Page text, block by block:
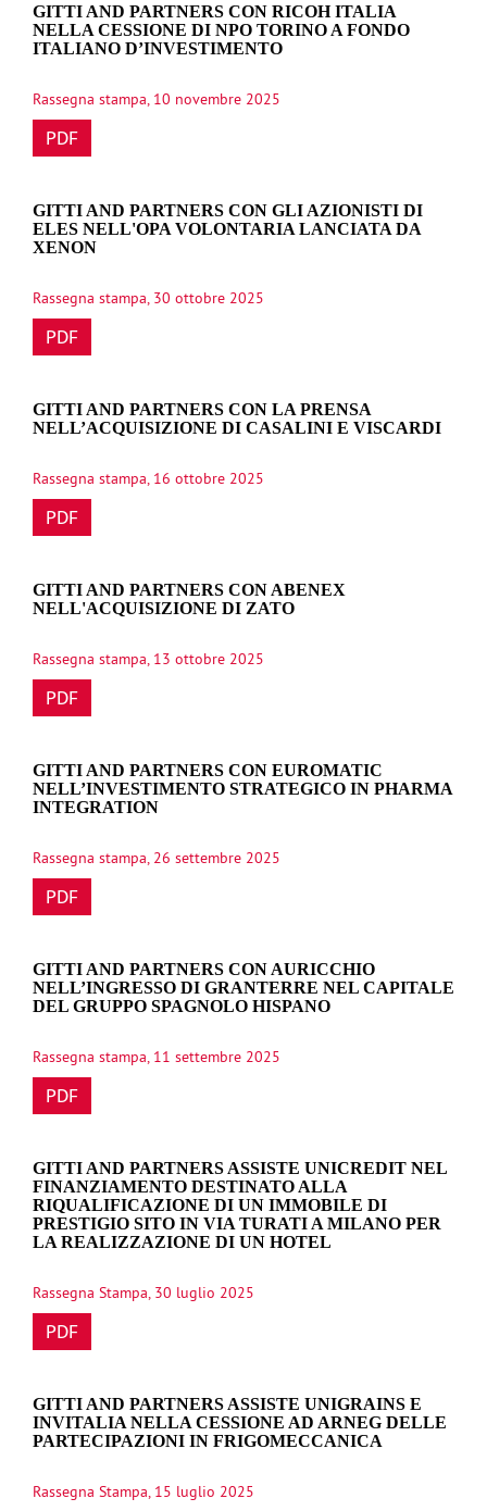
GITTI AND PARTNERS CON RICOH ITALIA
NELLA CESSIONE DI NPO TORINO A FONDO
ITALIANO D’INVESTIMENTO
Rassegna stampa, 10 novembre 2025
PDF
GITTI AND PARTNERS CON GLI AZIONISTI DI
ELES NELL'OPA VOLONTARIA LANCIATA DA
XENON
Rassegna stampa, 30 ottobre 2025
PDF
GITTI AND PARTNERS CON LA PRENSA
NELL’ACQUISIZIONE DI CASALINI E VISCARDI
Rassegna stampa, 16 ottobre 2025
PDF
GITTI AND PARTNERS CON ABENEX
NELL'ACQUISIZIONE DI ZATO
Rassegna stampa, 13 ottobre 2025
PDF
GITTI AND PARTNERS CON EUROMATIC
NELL’INVESTIMENTO STRATEGICO IN PHARMA
INTEGRATION
Rassegna stampa, 26 settembre 2025
PDF
GITTI AND PARTNERS CON AURICCHIO
NELL’INGRESSO DI GRANTERRE NEL CAPITALE
DEL GRUPPO SPAGNOLO HISPANO
Rassegna stampa, 11 settembre 2025
PDF
GITTI AND PARTNERS ASSISTE UNICREDIT NEL
FINANZIAMENTO DESTINATO ALLA
RIQUALIFICAZIONE DI UN IMMOBILE DI
PRESTIGIO SITO IN VIA TURATI A MILANO PER
LA REALIZZAZIONE DI UN HOTEL
Rassegna Stampa, 30 luglio 2025
PDF
GITTI AND PARTNERS ASSISTE UNIGRAINS E
INVITALIA NELLA CESSIONE AD ARNEG DELLE
PARTECIPAZIONI IN FRIGOMECCANICA
Rassegna Stampa, 15 luglio 2025